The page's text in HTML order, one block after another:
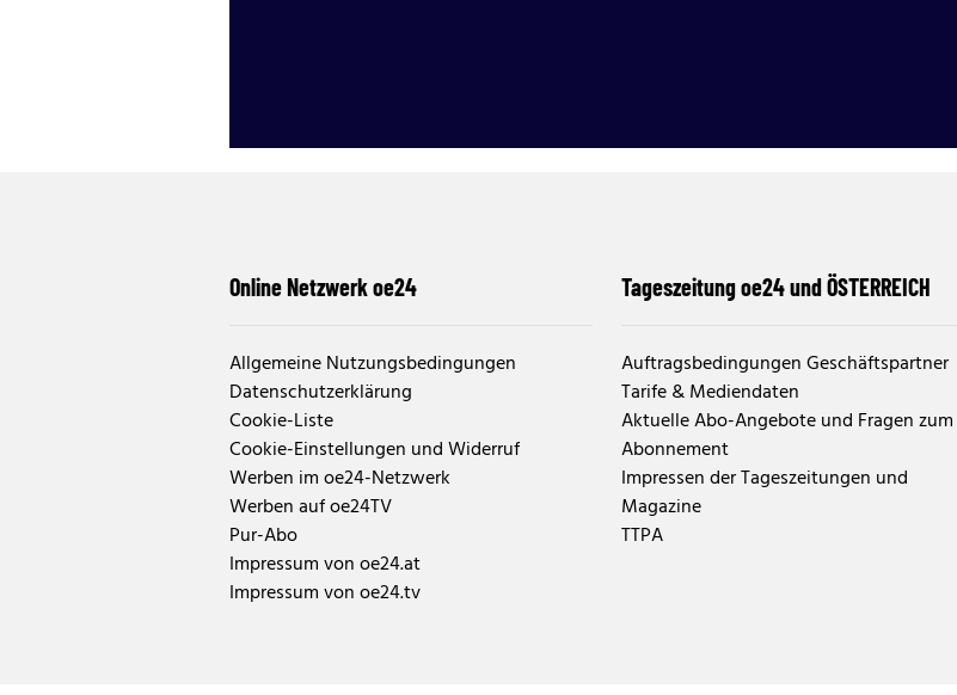
Online Netzwerk oe24
Allgemeine Nutzungsbedingungen
Datenschutzerklärung
Cookie-Liste
Cookie-Einstellungen und Widerruf
Werben im oe24-Netzwerk
Werben auf oe24TV
Pur-Abo
Impressum von oe24.at
Impressum von oe24.tv
Tageszeitung oe24 und ÖSTERREICH
Auftragsbedingungen Geschäftspartner
Tarife & Mediendaten
Aktuelle Abo-Angebote und Fragen zum
Abonnement
Impressen der Tageszeitungen und
Magazine
TTPA